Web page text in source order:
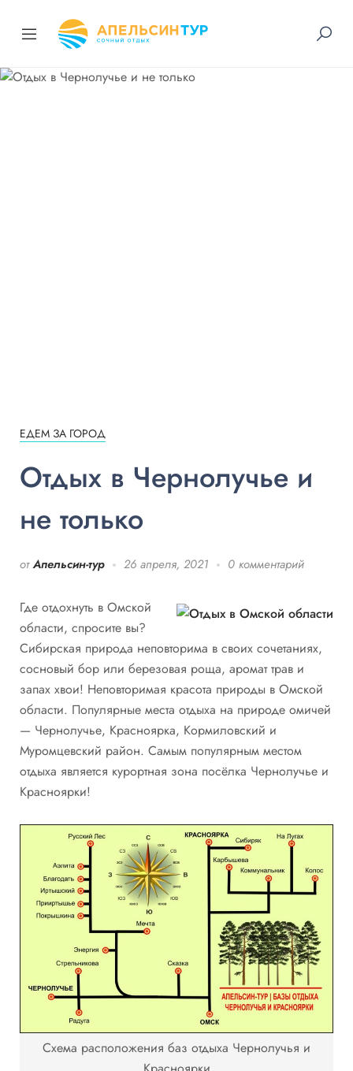
ЕДЕМ ЗА ГОРОД
Отдых в Чернолучье и
не только
от Апельсин-тур 26 апреля, 2021 0 комментарий
Где отдохнуть в Омской
области, спросите вы?
Сибирская природа неповторима в своих сочетаниях,
сосновый бор или березовая роща, аромат трав и
запах хвои! Неповторимая красота природы в Омской
области. Популярные места отдыха на природе омичей
— Чернолучье, Красноярка, Кормиловский и
Муромцевский район. Самым популярным местом
отдыха является курортная зона посёлка Чернолучье и
Красноярки!
Схема расположения баз отдыха Чернолучья и